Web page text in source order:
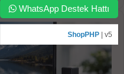
WhatsApp Destek Hattı
ShopPHP | v5